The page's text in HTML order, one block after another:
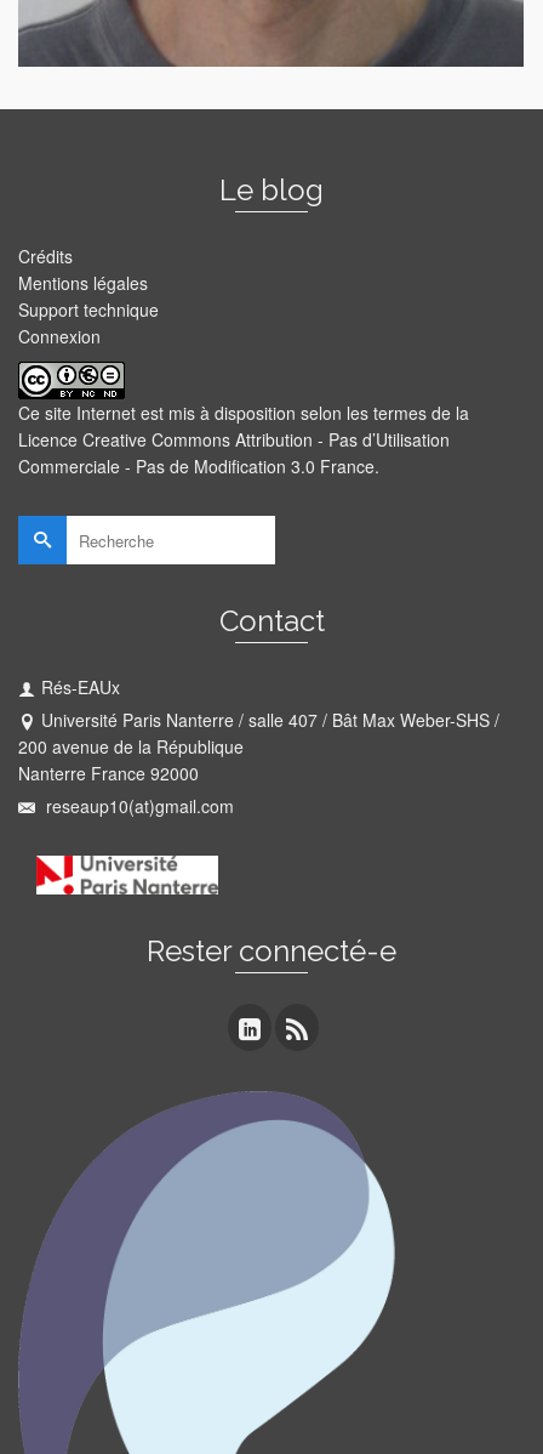
Le blog
Crédits
Mentions légales
Support technique
Connexion
Ce site Internet est mis à disposition selon les termes de la
Licence Creative Commons Attribution - Pas d’Utilisation
Commerciale - Pas de Modification 3.0 France.
Rechercher :
Contact
Rés-EAUx
Université Paris Nanterre / salle 407 / Bât Max Weber-SHS /
200 avenue de la République
Nanterre France 92000
reseaup10(at)gmail.com
Rester connecté-e